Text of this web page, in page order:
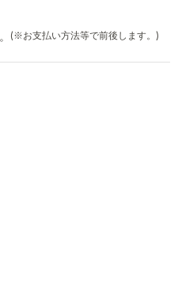
(※お支払い方法等で前後します。)